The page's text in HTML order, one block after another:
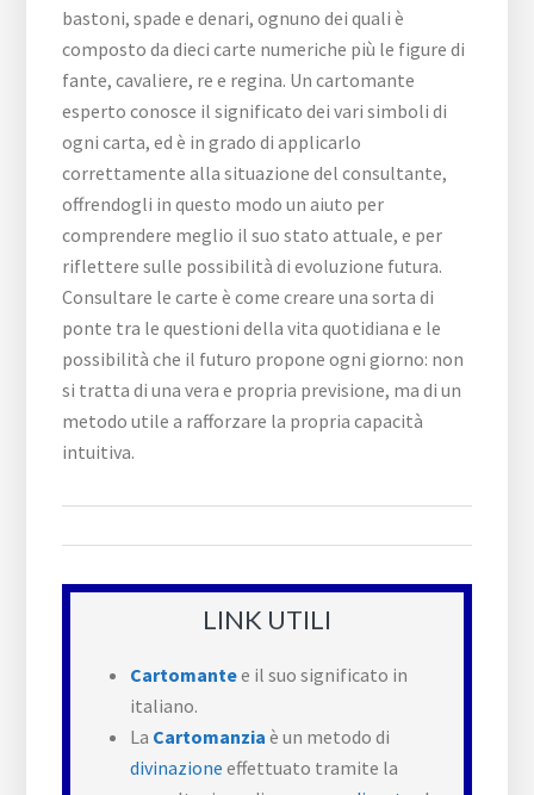
bastoni, spade e denari, ognuno dei quali è
composto da dieci carte numeriche più le figure di
fante, cavaliere, re e regina. Un cartomante
esperto conosce il significato dei vari simboli di
ogni carta, ed è in grado di applicarlo
correttamente alla situazione del consultante,
offrendogli in questo modo un aiuto per
comprendere meglio il suo stato attuale, e per
riflettere sulle possibilità di evoluzione futura.
Consultare le carte è come creare una sorta di
ponte tra le questioni della vita quotidiana e le
possibilità che il futuro propone ogni giorno: non
si tratta di una vera e propria previsione, ma di un
metodo utile a rafforzare la propria capacità
intuitiva.
LINK UTILI
Cartomantee il suo significato in
italiano.
La Cartomanzia è un metodo di
divinazione effettuato tramite la